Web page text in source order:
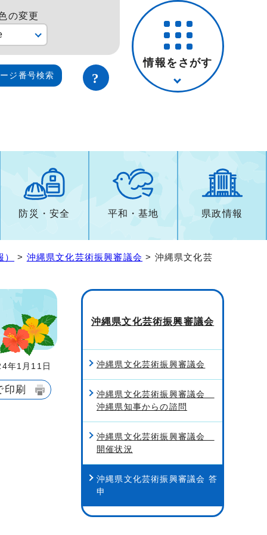
の変更
ジ番号検索
情報をさがす
防災・安全 平和・基地 県政情報
> 沖縄県文化芸術振興審議会 > 沖縄県文化芸
1月11日
印刷
沖縄県文化芸術振興審議会
沖縄県文化芸術振興審議会
沖縄県文化芸術振興審議会
沖縄県知事からの諮問
沖縄県文化芸術振興審議会
開催状況
沖縄県文化芸術振興審議会 答
申